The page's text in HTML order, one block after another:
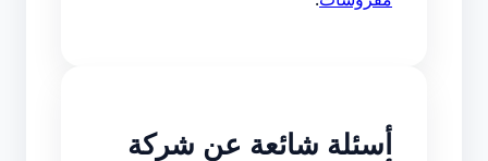
أسئلة شائعة عن شركة